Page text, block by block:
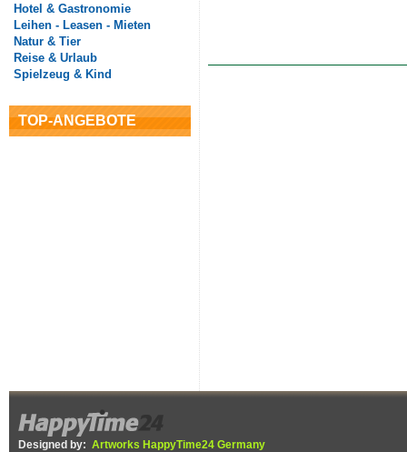
Hotel & Gastronomie
Leihen - Leasen - Mieten
Natur & Tier
Reise & Urlaub
Spielzeug & Kind
TOP-ANGEBOTE
Designed by: Artworks HappyTime24 Germany